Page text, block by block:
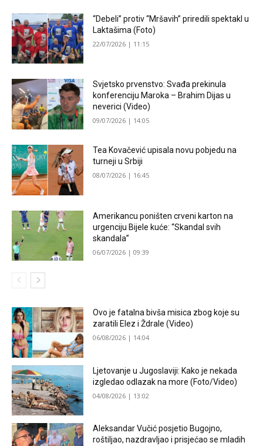
“Debeli” protiv “Mršavih” priredili spektakl u
Laktašima (Foto)
22/07/2026 | 11:15
Svjetsko prvenstvo: Svađa prekinula
konferenciju Maroka – Brahim Dijas u
neverici (Video)
09/07/2026 | 14:05
Tea Kovačević upisala novu pobjedu na
turneji u Srbiji
08/07/2026 | 16:45
Amerikancu poništen crveni karton na
urgenciju Bijele kuće: “Skandal svih
skandala”
06/07/2026 | 09:39
Ovo je fatalna bivša misica zbog koje su
zaratili Elez i Ždrale (Video)
06/08/2026 | 14:04
Ljetovanje u Jugoslaviji: Kako je nekada
izgledao odlazak na more (Foto/Video)
04/08/2026 | 13:02
Aleksandar Vučić posjetio Bugojno,
roštiljao, nazdravljao i prisjećao se mladih